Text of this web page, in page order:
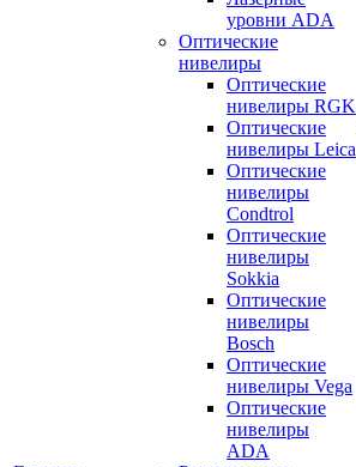
уровни ADA
Оптические
нивелиры
Оптические
нивелиры RGK
Оптические
нивелиры Leica
Оптические
нивелиры
Condtrol
Оптические
нивелиры
Sokkia
Оптические
нивелиры
Bosch
Оптические
нивелиры Vega
Оптические
нивелиры
ADA